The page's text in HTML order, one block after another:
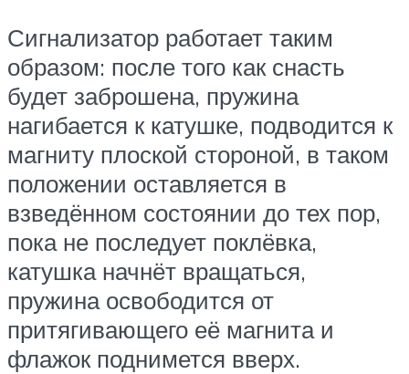
Сигнализатор работает таким
образом: после того как снасть
будет заброшена, пружина
нагибается к катушке, подводится к
магниту плоской стороной, в таком
положении оставляется в
взведённом состоянии до тех пор,
пока не последует поклёвка,
катушка начнёт вращаться,
пружина освободится от
притягивающего её магнита и
флажок поднимется вверх.